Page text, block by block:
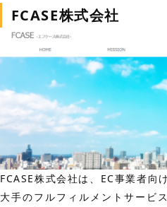
FCASE株式会社
FCASE株式会社は、EC事業者向
大手のフルフィルメントサービ